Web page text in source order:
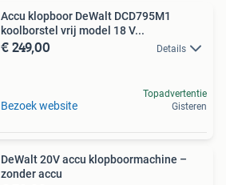
Accu klopboor DeWalt DCD795M1
koolborstel vrij model 18 V...
€ 249,00 Details
Bezoek website
Topadvertentie
Gisteren
DeWalt 20V accu klopboormachine –
zonder accu